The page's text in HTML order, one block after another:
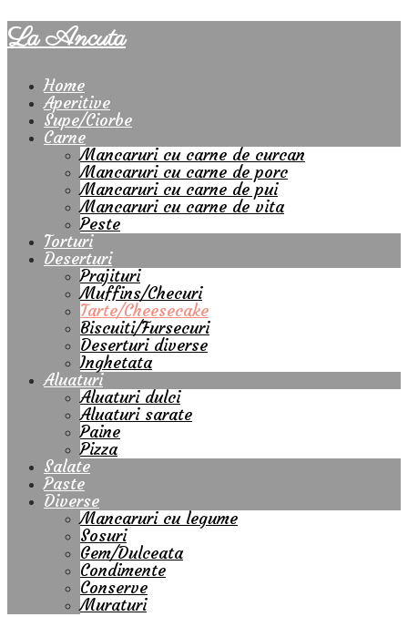
La Ancuta
Home
Aperitive
Supe/Ciorbe
Carne
Mancaruri cu carne de curcan
Mancaruri cu carne de porc
Mancaruri cu carne de pui
Mancaruri cu carne de vita
Peste
Torturi
Deserturi
Prajituri
Muffins/Checuri
Tarte/Cheesecake
Biscuiti/Fursecuri
Deserturi diverse
Inghetata
Aluaturi
Aluaturi dulci
Aluaturi sarate
Paine
Pizza
Salate
Paste
Diverse
Mancaruri cu legume
Sosuri
Gem/Dulceata
Condimente
Conserve
Muraturi